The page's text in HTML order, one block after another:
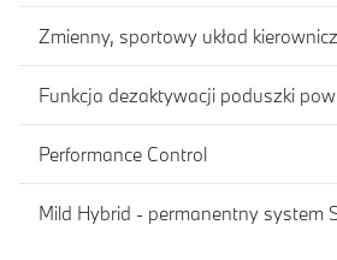
Zmienny, sportowy układ
Funkcja dezaktywacji poduszki
Performance Control
Mild Hybrid - permanentny system